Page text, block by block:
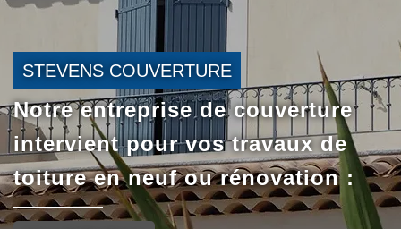
STEVENS COUVERTURE
Notre entreprise de couverture
intervient pour vos travaux de
toiture en neuf ou rénovation :